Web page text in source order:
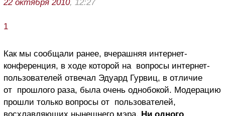
22 октября 2010, 12:27
1
Как мы сообщали ранее, вчерашняя интернет-
конференция, в ходе которой на вопросы интернет-
пользователей отвечал Эдуард Гурвиц, в отличие
от прошлого раза, была очень однобокой. Модерацию
прошли только вопросы от пользователей,
восхлавляющих нынешнего мэра. Ни одного